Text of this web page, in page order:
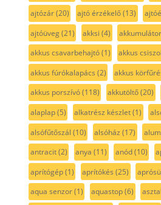
ajtózár(20) ajtó érzékelő(13)
ajtóüveg(21) akksi (4) akkumulátor
akkus csavarbehajtó(1) akkus
akkus fúrókalapács (2) akkus
akkus porszívó(118) akkutöltő(20)
alaplap(5) alkatrész készlet(1)
alsófűtőszál (10) alsóház (17)
antracit(2) anya (11) anód(10)
aprítógép(1) aprítókés (25)
aqua senzor(1) aquastop(6)